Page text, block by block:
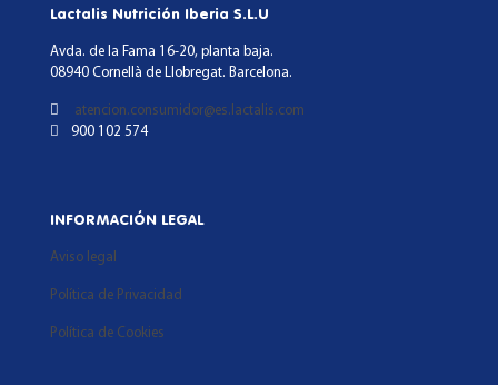
Lactalis Nutrición Iberia S.L.U
Avda. de la Fama 16-20, planta baja.
08940 Cornellà de Llobregat. Barcelona.
atencion.consumidor@es.lactalis.com
900 102 574
INFORMACIÓN LEGAL
Aviso legal
Política de Privacidad
Política de Cookies